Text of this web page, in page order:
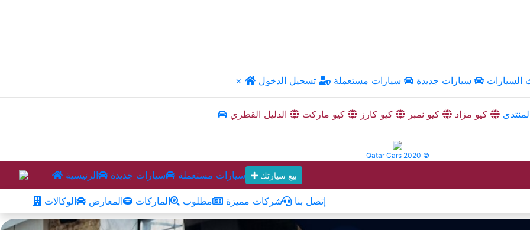
× السيارات سيارات جديدة سيارات مستعملة تسجيل الدخول
كيو مزاد كيو نمبر كيو كارز كيو ماركت الدليل القطري
Qatar Cars 2020 ©
الرئيسية سيارات جديدة سيارات مستعملة بيع سيارتك
الوكالات المعارض الماركات مطلوب شركات مميزة إتصل بنا